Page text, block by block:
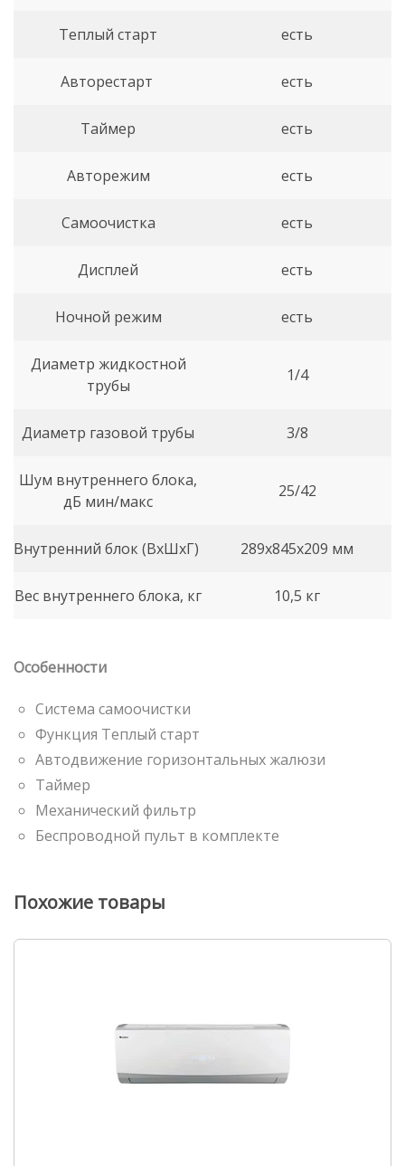
Теплый старт есть
Авторестарт есть
Таймер есть
Авторежим есть
Самоочистка есть
Дисплей есть
Ночной режим есть
Диаметр жидкостной
трубы
1/4
Диаметр газовой трубы 3/8
Шум внутреннего блока,
дБ мин/макс
25/42
Внутренний блок (ВхШхГ) 289x845x209 мм
Вес внутреннего блока, кг 10,5 кг
Особенности
Система самоочистки
Функция Теплый старт
Автодвижение горизонтальных жалюзи
Таймер
Механический фильтр
Беспроводной пульт в комплекте
Похожие товары